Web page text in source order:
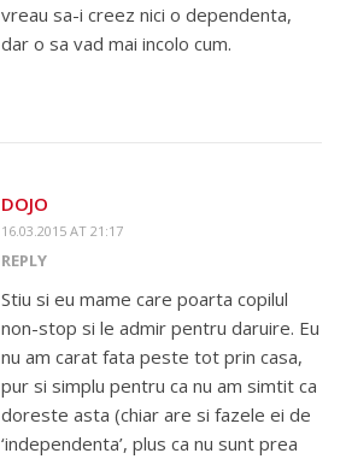
vreau sa-i creez nici o dependenta,
dar o sa vad mai incolo cum.
DOJO
16.03.2015 AT 21:17
REPLY
Stiu si eu mame care poarta copilul
non-stop si le admir pentru daruire. Eu
nu am carat fata peste tot prin casa,
pur si simplu pentru ca nu am simtit ca
doreste asta (chiar are si fazele ei de
‘independenta’, plus ca nu sunt prea